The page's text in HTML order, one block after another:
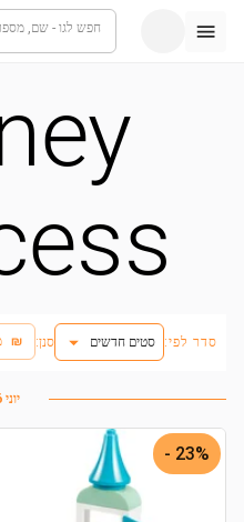
חפש לגו - שם,
:סנן ₪ סדר לפי: סטים חדשים
יוני 2026
23% -